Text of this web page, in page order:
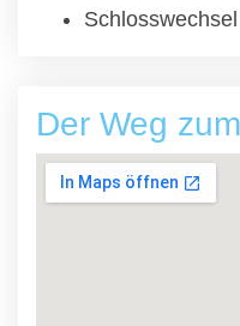
Schlosswechsel
Der Weg